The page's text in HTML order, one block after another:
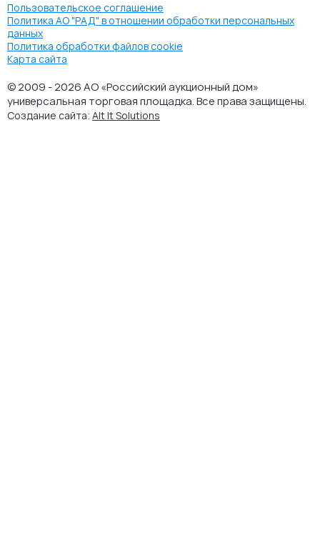
Пользовательское соглашение
Политика АО "РАД" в отношении обработки персональных
данных
Политика обработки файлов cookie
Карта сайта
© 2009 - 2026 АО «Российский аукционный дом»
универсальная торговая площадка. Все права защищены.
Создание сайта: Alt It Solutions